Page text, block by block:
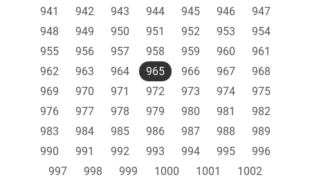
941
942 943 944 945 946
947
948
949 950 951 952 953
954
955
956 957 958 959 960
961
962
963 964 965 966 967
968
969
970 971 972 973 974
975
976
977 978 979 980 981
982
983
984 985 986 987 988
989
990
991 992 993 994 995
996
997
998 999 1000 1001
1002